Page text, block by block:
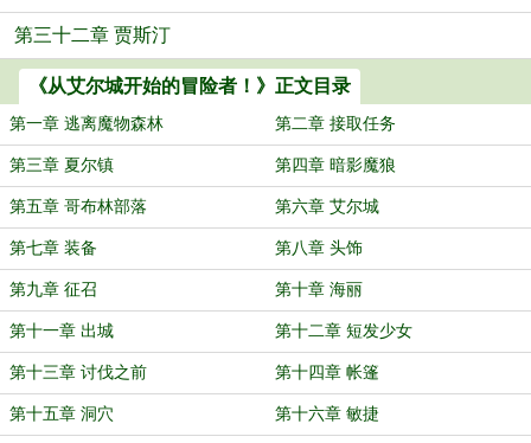
第三十二章 贾斯汀
《从艾尔城开始的冒险者！》正文目录
第一章 逃离魔物森林 第二章 接取任务
第三章 夏尔镇 第四章 暗影魔狼
第五章 哥布林部落 第六章 艾尔城
第七章 装备 第八章 头饰
第九章 征召 第十章 海丽
第十一章 出城 第十二章 短发少女
第十三章 讨伐之前 第十四章 帐篷
第十五章 洞穴 第十六章 敏捷